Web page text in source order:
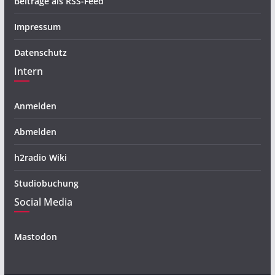
Impressum
Datenschutz
Intern
Anmelden
Abmelden
h2radio Wiki
Studiobuchung
Social Media
Mastodon